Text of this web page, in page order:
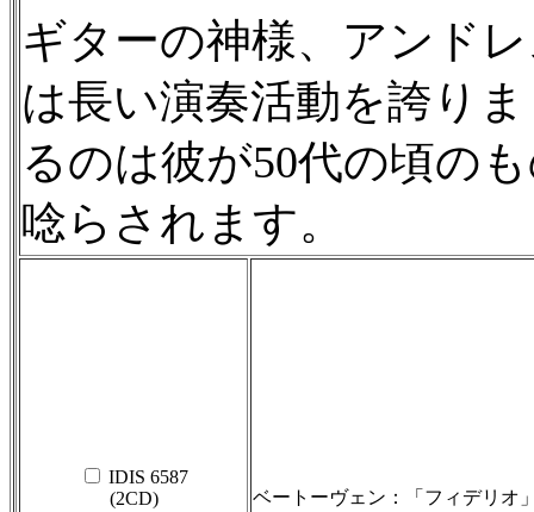
ギターの神様、アンド
は長い演奏活動を誇り
るのは彼が50代の頃の
唸らされます。
IDIS 6587
(2CD)
ベートーヴェン：「フィデリオ